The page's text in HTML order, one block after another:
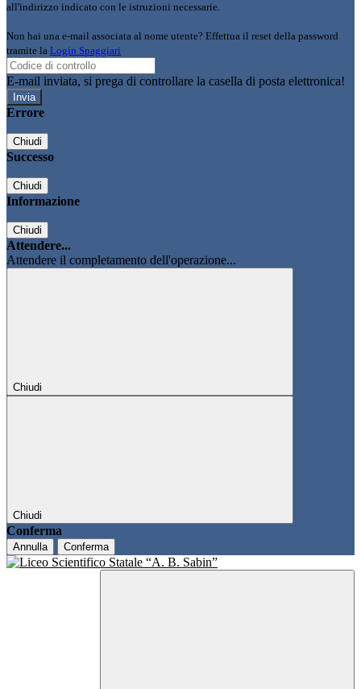
all'indirizzo indicato con le istruzioni necessarie.
Non hai una e-mail associata al nome utente? Effettua il reset della password
tramite la Login Spaggiari
E-mail inviata, si prega di controllare la casella di posta elettronica!
Errore
Chiudi
Successo
Chiudi
Informazione
Chiudi
Attendere...
Attendere il completamento dell'operazione...
Chiudi
Chiudi
Conferma
Annulla Conferma